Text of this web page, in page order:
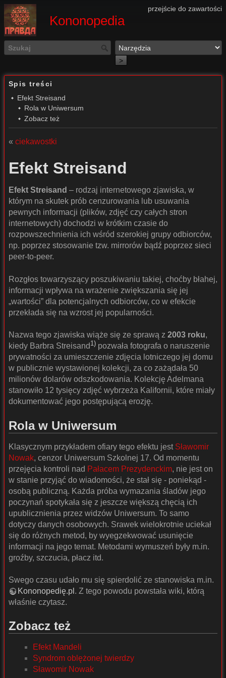
przejście do zawartości
Kononopedia
>
Spis treści
Efekt Streisand
Rola w Uniwersum
Zobacz też
« ciekawostki
Efekt Streisand
Efekt Streisand – rodzaj internetowego zjawiska, w
którym na skutek prób cenzurowania lub usuwania
pewnych informacji (plików, zdjęć czy całych stron
internetowych) dochodzi w krótkim czasie do
rozpowszechnienia ich wśród szerokiej grupy odbiorców,
np. poprzez stosowanie tzw. mirrorów bądź poprzez sieci
peer-to-peer.
Rozgłos towarzyszący poszukiwaniu takiej, choćby błahej,
informacji wpływa na wrażenie zwiększania się jej
„wartości” dla potencjalnych odbiorców, co w efekcie
przekłada się na wzrost jej popularności.
Nazwa tego zjawiska wiąże się ze sprawą z 2003 roku,
kiedy Barbra Streisand 1) pozwała fotografa o naruszenie
prywatności za umieszczenie zdjęcia lotniczego jej domu
w publicznie wystawionej kolekcji, za co zażądała 50
milionów dolarów odszkodowania. Kolekcję Adelmana
stanowiło 12 tysięcy zdjęć wybrzeża Kalifornii, które miały
dokumentować jego postępującą erozję.
Rola w Uniwersum
Klasycznym przykładem ofiary tego efektu jest Sławomir
Nowak, cenzor Uniwersum Szkolnej 17. Od momentu
przejęcia kontroli nad Pałacem Prezydenckim, nie jest on
w stanie przyjąć do wiadomości, że stał się - poniekąd -
osobą publiczną. Każda próba wymazania śladów jego
poczynań spotykała się z jeszcze większą chęcią ich
upublicznienia przez widzów Uniwersum. To samo
dotyczy danych osobowych. Srawek wielokrotnie uciekał
się do różnych metod, by wyegzekwować usunięcie
informacji na jego temat. Metodami wymuszeń były m.in.
groźby, szczucia, płacz itd.
Swego czasu udało mu się spierdolić ze stanowiska m.in.
Kononopedię.pl . Z tego powodu powstała wiki, którą
właśnie czytasz.
Zobacz też
Efekt Mandeli
Syndrom oblężonej twierdzy
Sławomir Nowak